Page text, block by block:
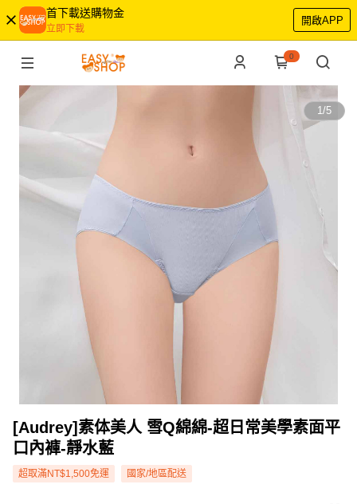
首下載送購物金
立即下載
開啟APP
0
1/5
[Audrey]素体美人 雪Q綿綿-超日常美學素面平
口內褲-靜水藍
超取滿NT$1,500免運 國家/地區配送